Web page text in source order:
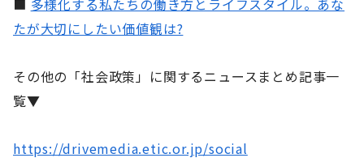
■ 多様化する私たちの働き方とライフスタイル。あな
たが大切にしたい価値観は?
その他の「社会政策」に関するニュースまとめ記事一
覧▼
https://drivemedia.etic.or.jp/social